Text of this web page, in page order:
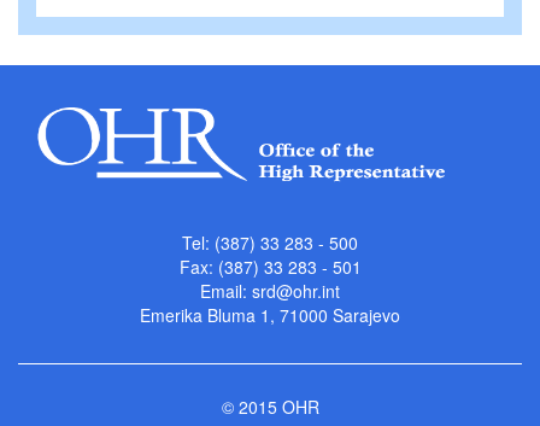
Tel: (387) 33 283 - 500
Fax: (387) 33 283 - 501
Email: srd@ohr.int
Emerika Bluma 1, 71000 Sarajevo
© 2015 OHR